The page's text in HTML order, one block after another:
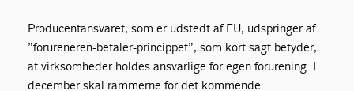
Producentansvaret, som er udstedt af EU, udspringer af
”forureneren-betaler-princippet”, som kort sagt betyder,
at virksomheder holdes ansvarlige for egen forurening. I
december skal rammerne for det kommende